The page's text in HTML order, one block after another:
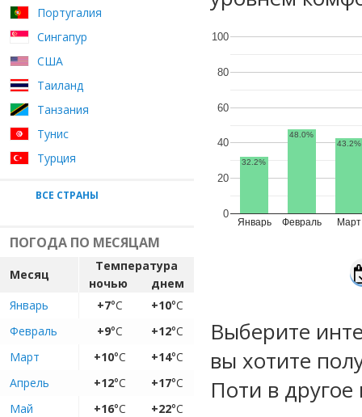
Португалия
Сингапур
США
Таиланд
Танзания
Тунис
Турция
ВСЕ СТРАНЫ
ПОГОДА ПО МЕСЯЦАМ
Месяц
Температура
ночью
днем
Январь
+7°C +10°C
Февраль
+9°C +12°C
Март
+10°C +14°C
Апрель
+12°C +17°C
Май
+16°C +22°C
Январь Февраль Март
0
20
40
60
80
100
32.2%
48.0%
43.2%
Выберите
вы хотите
Поти в